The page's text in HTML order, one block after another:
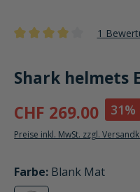
1
Shark helmets
CHF 269.00
31%
Preise inkl. MwSt. zzgl.
Farbe
auswählen
: Blank Mat